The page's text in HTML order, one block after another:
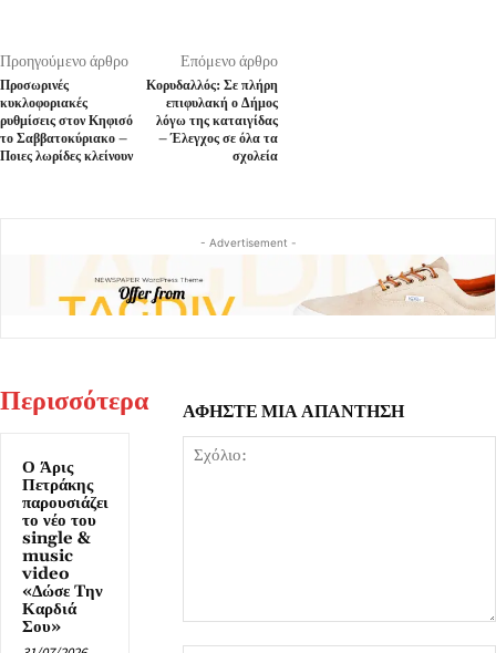
Προηγούμενο άρθρο
Προσωρινές
κυκλοφοριακές
ρυθμίσεις στον Κηφισό
το Σαββατοκύριακο –
Ποιες λωρίδες κλείνουν
Επόμενο άρθρο
Κορυδαλλός: Σε πλήρη
επιφυλακή ο Δήμος
λόγω της καταιγίδας
– Έλεγχος σε όλα τα
σχολεία
- Advertisement -
Περισσότερα
Ο Άρις
Πετράκης
παρουσιάζει
το νέο του
single &
music
video
«Δώσε Tην
Καρδιά
Σου»
ΑΦΗΣΤΕ ΜΙΑ ΑΠΑΝΤΗΣΗ